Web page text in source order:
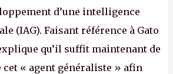
d’une intelligence
(IAG). Faisant référence à Gato
qu’il suffit maintenant de
cet « agent généraliste » afin